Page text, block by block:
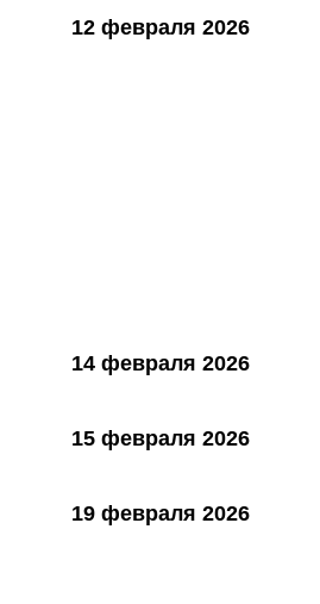
12 февраля 2026
14 февраля 2026
15 февраля 2026
19 февраля 2026